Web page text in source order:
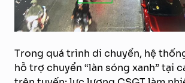
Trong quá trình di chuyển, hệ
hỗ trợ chuyển “làn sóng xanh” tại